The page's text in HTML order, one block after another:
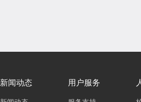
新闻动态 用户服务